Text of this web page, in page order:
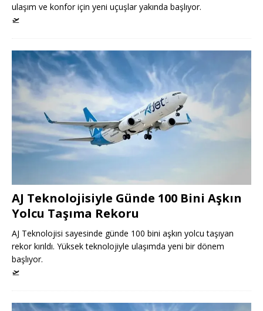
ulaşım ve konfor için yeni uçuşlar yakında başlıyor.
🛫
AJ Teknolojisiyle Günde 100 Bini Aşkın
Yolcu Taşıma Rekoru
AJ Teknolojisi sayesinde günde 100 bini aşkın yolcu taşıyan
rekor kırıldı. Yüksek teknolojiyle ulaşımda yeni bir dönem
başlıyor.
🛫